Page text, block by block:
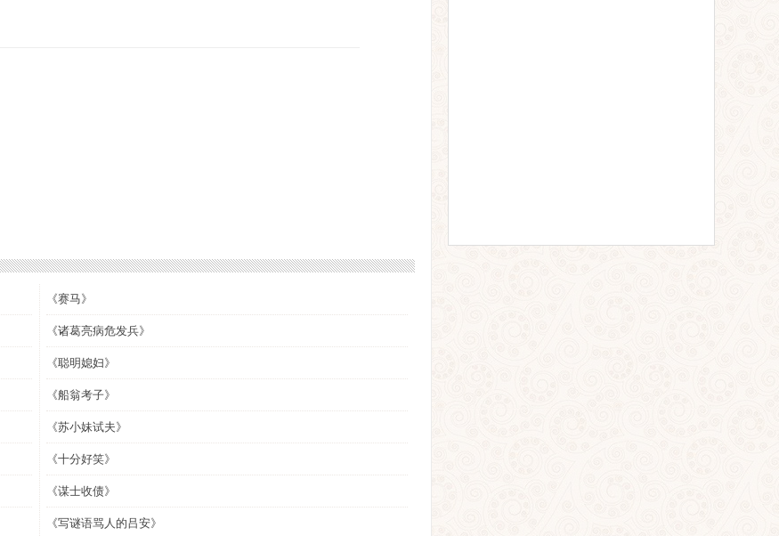
《赛马》
《诸葛亮病危发兵》
《聪明媳妇》
《船翁考子》
《苏小妹试夫》
《十分好笑》
《谋士收债》
《写谜语骂人的吕安》